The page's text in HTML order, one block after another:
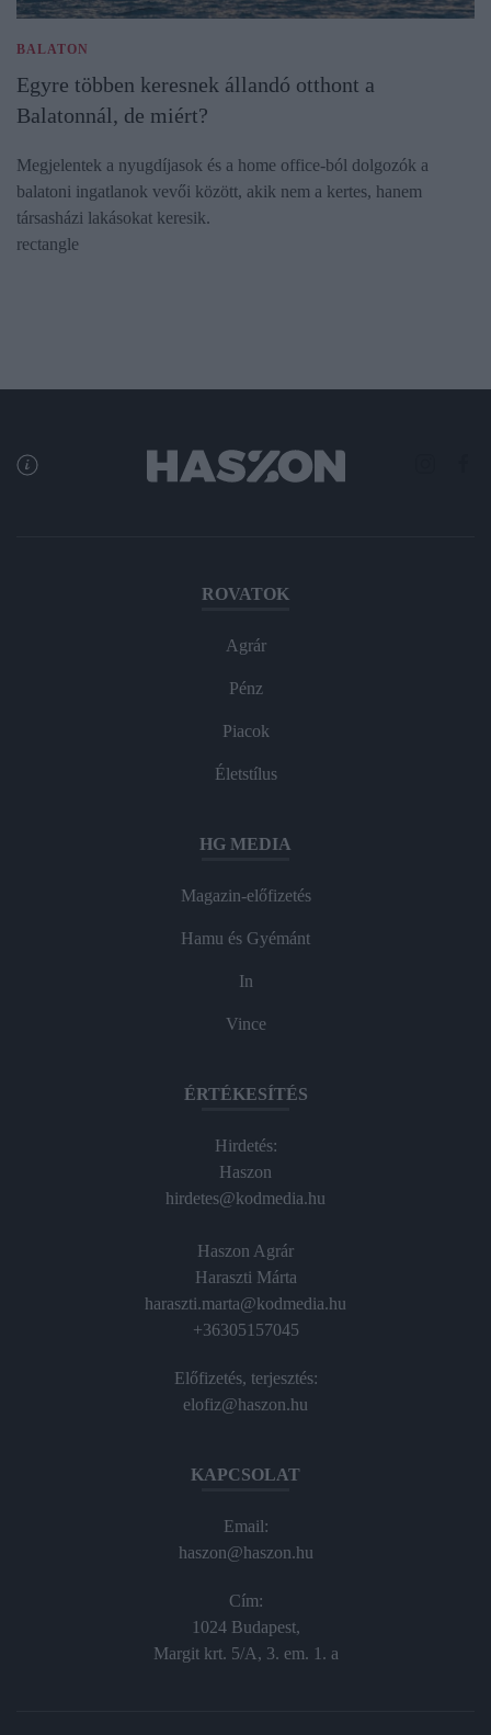
BALATON
Egyre többen keresnek állandó otthont a
Balatonnál, de miért?
Megjelentek a nyugdíjasok és a home office-ból dolgozók a
balatoni ingatlanok vevői között, akik nem a kertes, hanem
társasházi lakásokat keresik.
rectangle
ROVATOK
Agrár
Pénz
Piacok
Életstílus
HG MEDIA
Magazin-előfizetés
Hamu és Gyémánt
In
Vince
ÉRTÉKESÍTÉS
Hirdetés:
Haszon
hirdetes@kodmedia.hu
Haszon Agrár
Haraszti Márta
haraszti.marta@kodmedia.hu
+36305157045
Előfizetés, terjesztés:
elofiz@haszon.hu
KAPCSOLAT
Email:
haszon@haszon.hu
Cím:
1024 Budapest,
Margit krt. 5/A, 3. em. 1. a